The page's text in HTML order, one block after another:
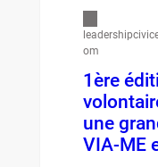
om
1ère
une
VIA-ME